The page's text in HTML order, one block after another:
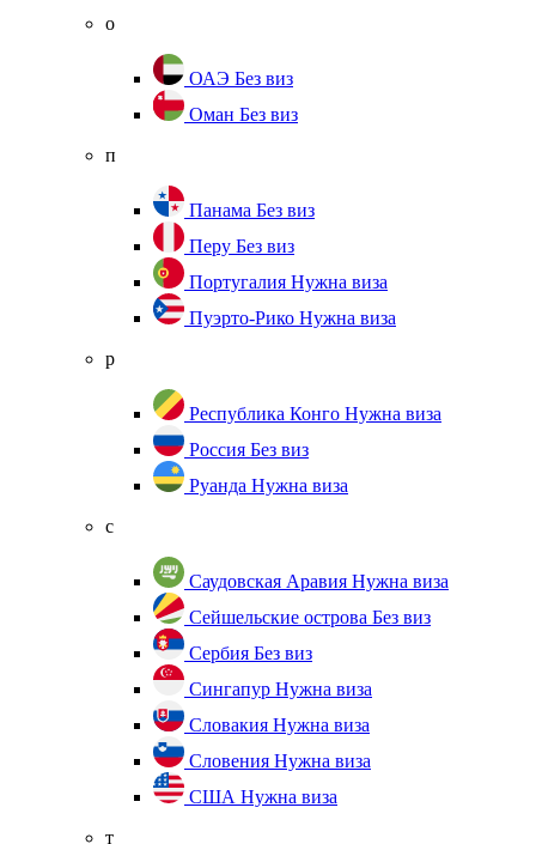
о
ОАЭ Без виз
Оман Без виз
п
Панама Без виз
Перу Без виз
Португалия Нужна виза
Пуэрто-Рико Нужна виза
р
Республика Конго Нужна виза
Россия Без виз
Руанда Нужна виза
с
Саудовская Аравия Нужна виза
Сейшельские острова Без виз
Сербия Без виз
Сингапур Нужна виза
Словакия Нужна виза
Словения Нужна виза
США Нужна виза
т